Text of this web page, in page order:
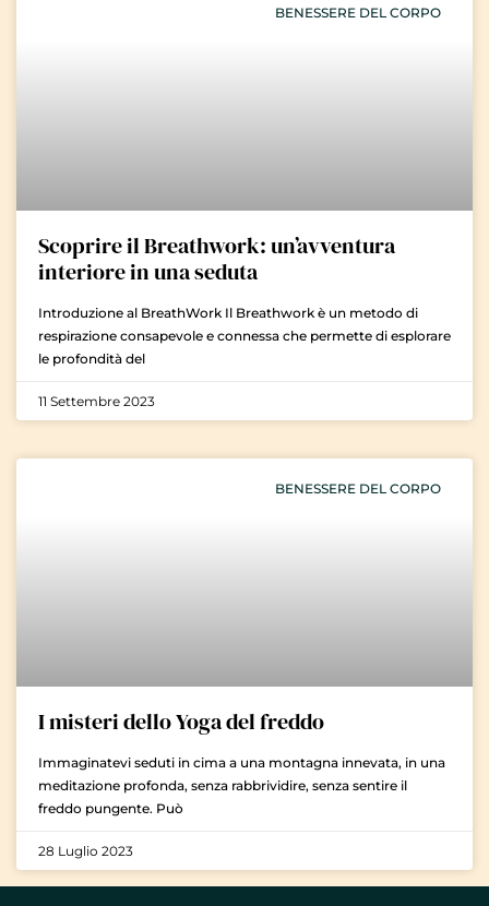
BENESSERE DEL CORPO
Scoprire il Breathwork: un’avventura
interiore in una seduta
Introduzione al BreathWork Il Breathwork è un metodo di
respirazione consapevole e connessa che permette di esplorare
le profondità del
11 Settembre 2023
BENESSERE DEL CORPO
I misteri dello Yoga del freddo
Immaginatevi seduti in cima a una montagna innevata, in una
meditazione profonda, senza rabbrividire, senza sentire il
freddo pungente. Può
28 Luglio 2023